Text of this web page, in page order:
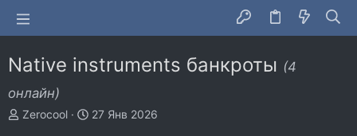
Native instruments банкроты (4
онлайн)
А
Zerocool
Д
27 Янв 2026